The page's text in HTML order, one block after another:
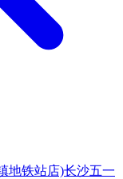
地铁站店)长沙五一